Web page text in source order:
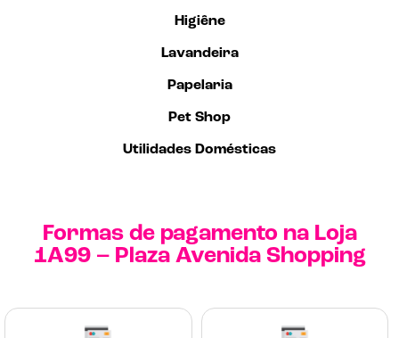
Higiêne
Lavandeira
Papelaria
Pet Shop
Utilidades Domésticas
Formas de pagamento na Loja
1A99 – Plaza Avenida Shopping